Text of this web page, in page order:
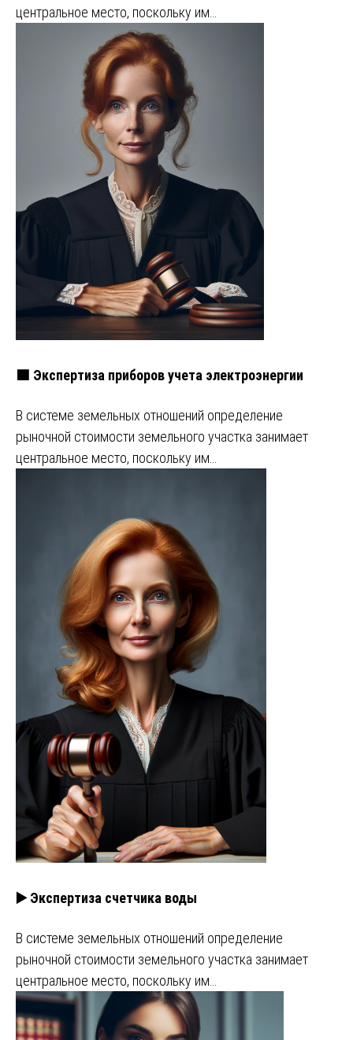
центральное место, поскольку им…
🟩 Экспертиза приборов учета электроэнергии
В системе земельных отношений определение
рыночной стоимости земельного участка занимает
центральное место, поскольку им…
▶️ Экспертиза счетчика воды
В системе земельных отношений определение
рыночной стоимости земельного участка занимает
центральное место, поскольку им…